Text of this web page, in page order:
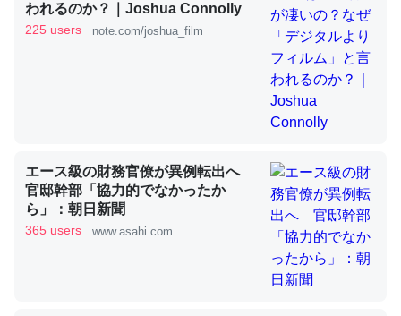
かりやすく強くなりそう
─GPTの仕組みと限界についての考察（１） - conceptualization
コオロギのカルシウム分はエビの600分の1程度。
─ニュース :: 【研究発表】昆虫学の大問題＝「昆虫はなぜ海にいな
いのか」に関する新仮説
われるのか？｜Joshua Connolly
225 users note.com/joshua_film
エース級の財務官僚が異例転出へ
官邸幹部「協力的でなかったか
ら」：朝日新聞
365 users www.asahi.com